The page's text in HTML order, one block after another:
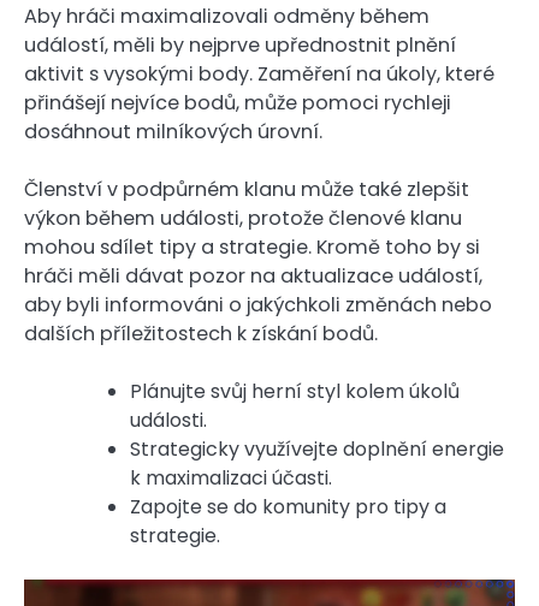
Aby hráči maximalizovali odměny během
událostí, měli by nejprve upřednostnit plnění
aktivit s vysokými body. Zaměření na úkoly, které
přinášejí nejvíce bodů, může pomoci rychleji
dosáhnout milníkových úrovní.
Členství v podpůrném klanu může také zlepšit
výkon během události, protože členové klanu
mohou sdílet tipy a strategie. Kromě toho by si
hráči měli dávat pozor na aktualizace událostí,
aby byli informováni o jakýchkoli změnách nebo
dalších příležitostech k získání bodů.
Plánujte svůj herní styl kolem úkolů
události.
Strategicky využívejte doplnění energie
k maximalizaci účasti.
Zapojte se do komunity pro tipy a
strategie.